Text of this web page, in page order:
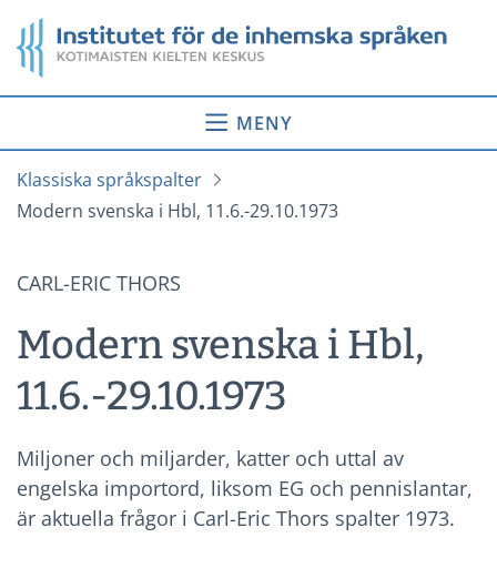
till
innehåll
Startsida
MENY
Klassiska språkspalter
Modern svenska i Hbl, 11.6.-29.10.1973
CARL-ERIC THORS
Modern svenska i Hbl,
11.6.-29.10.1973
Miljoner och miljarder, katter och uttal av
engelska importord, liksom EG och pennislantar,
är aktuella frågor i Carl-Eric Thors spalter 1973.